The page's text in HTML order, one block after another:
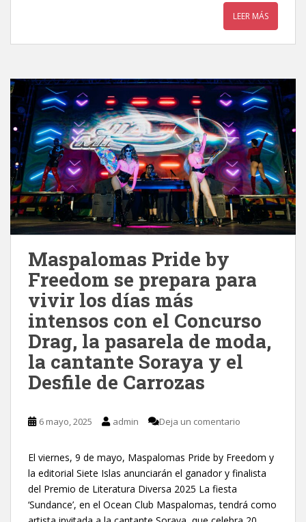
LEER MÁS
Maspalomas Pride by
Freedom se prepara para
vivir los días más
intensos con el Concurso
Drag, la pasarela de moda,
la cantante Soraya y el
Desfile de Carrozas
6 mayo, 2025 admin Deja un comentario
El viernes, 9 de mayo, Maspalomas Pride by Freedom y
la editorial Siete Islas anunciarán el ganador y finalista
del Premio de Literatura Diversa 2025 La fiesta
‘Sundance’, en el Ocean Club Maspalomas, tendrá como